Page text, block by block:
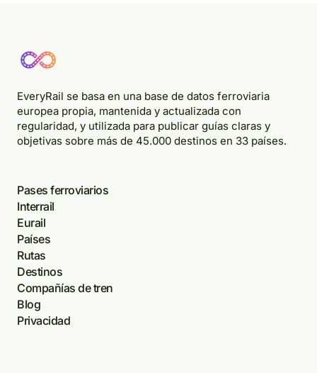
EveryRail se basa en una base de datos ferroviaria
europea propia, mantenida y actualizada con
regularidad, y utilizada para publicar guías claras y
objetivas sobre más de 45.000 destinos en 33 países.
Pases ferroviarios
Interrail
Eurail
Países
Rutas
Destinos
Compañías de tren
Blog
Privacidad